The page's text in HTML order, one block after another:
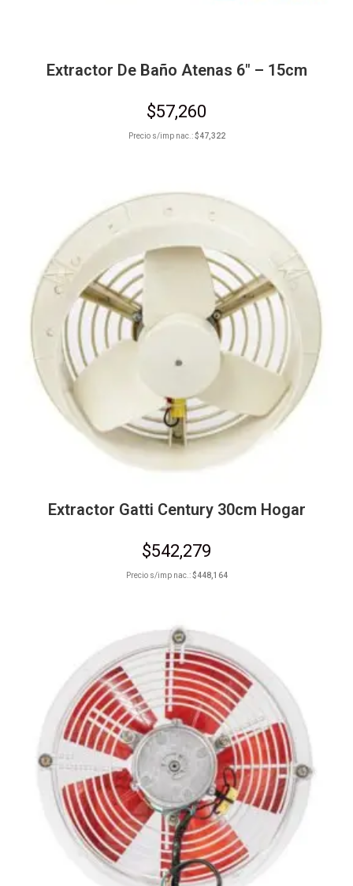
Extractor De Baño Atenas 6″ – 15cm
$57,260
Precio s/imp nac.:$47,322
Extractor Gatti Century 30cm Hogar
$542,279
Precio s/imp nac.:$448,164